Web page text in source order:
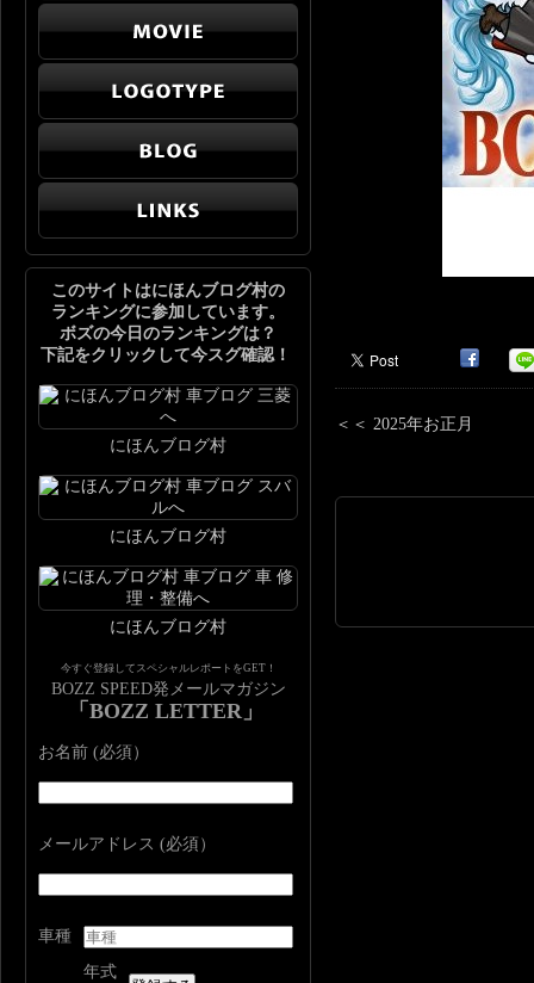
＜＜ 2025年お正月
このサイトはにほんブログ村の
ランキングに参加しています。
ボズの今日のランキングは？
下記をクリックして今スグ確認！
にほんブログ村
にほんブログ村
にほんブログ村
今すぐ登録してスペシャルレポートをGET！
BOZZ SPEED発メールマガジン
「BOZZ LETTER」
お名前 (必須）
メールアドレス (必須）
車種
年式